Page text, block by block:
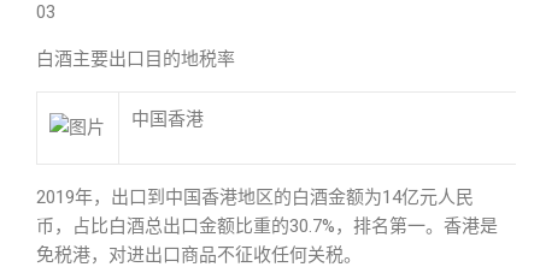
03
白酒主要出口目的地税率
中国香港
2019年，出口到中国香港地区的白酒金额为14亿元人民
币，占比白酒总出口金额比重的30.7%，排名第一。香港是
免税港，对进出口商品不征收任何关税。